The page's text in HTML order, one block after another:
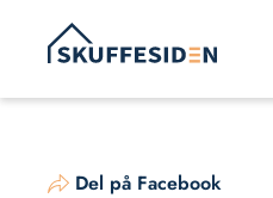
indhold
Del på Facebook